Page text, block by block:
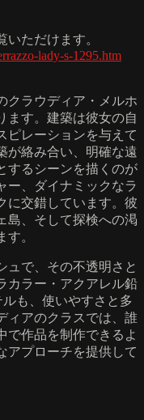
ただけます。
lady-s-1295.htm
クラウディア・メルホ
ます。建築は彼女の自
ピレーションを与えて
が絡み合い、明確な遠
するシーンを描くのが
ー、ダイナミックなラ
に交錯しています。彼
島、そして探検への渇
。
ュで、その不透明さと
カラー・アクアレル鉛
も、使いやすさと多
ィアのクラスでは、誰
で作品を制作できるよ
アプローチを提供して